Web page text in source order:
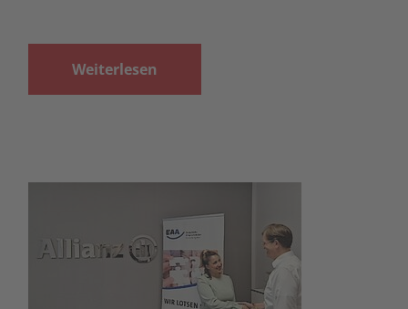
Weiterlesen